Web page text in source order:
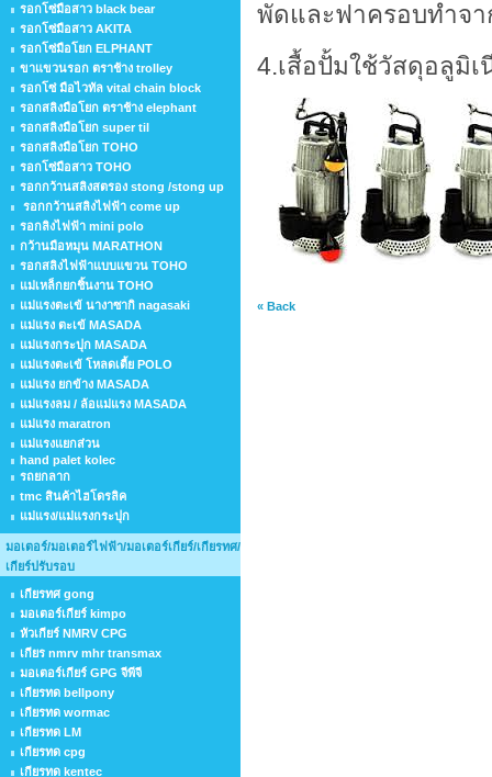
รอกโซ่มือสาว black bear
รอกโซ่มือสาว AKITA
รอกโซ่มือโยก ELPHANT
ขาแขวนรอก ตราช้าง trolley
รอกโซ่ มือไวทัล vital chain block
รอกสลิงมือโยก ตราช้าง elephant
รอกสลิงมือโยก super til
รอกสลิงมือโยก TOHO
รอกโซ่มือสาว TOHO
รอกกว้านสลิงสตรอง stong /stong up
รอกกว้านสลิงไฟฟ้า come up
รอกลิงไฟฟ้า mini polo
กว้านมือหมุน MARATHON
รอกสลิงไฟฟ้าแบบแขวน TOHO
แม่เหล็กยกชิ้นงาน TOHO
แม่แรงตะเข้ นางาซากิ nagasaki
แม่แรง ตะเข้ MASADA
แม่แรงกระปุก MASADA
แม่แรงตะเข้ โหลดเตี้ย POLO
แม่แรง ยกข้าง MASADA
แม่แรงลม / ล้อแม่แรง MASADA
แม่แรง maratron
แม่แรงแยกส่วน
hand palet kolec
รถยกลาก
tmc สินค้าไฮโดรลิค
แม่แรง/แม่แรงกระปุก
มอเตอร์/มอเตอร์ไฟฟ้า/มอเตอร์เกียร์/เกียรทศ/
เกียร์ปรับรอบ
เกียรทศ gong
มอเตอร์เกียร์ kimpo
หัวเกียร์ NMRV CPG
เกียร nmrv mhr transmax
มอเตอร์เกียร์ GPG จีพีจี
เกียรทด bellpony
เกียรทด wormac
เกียรทด LM
เกียรทด cpg
เกียรทด kentec
พัดและฟาครอบทำจา
4.เสื้อปั้มใช้วัสดุอลูมิ
« Back